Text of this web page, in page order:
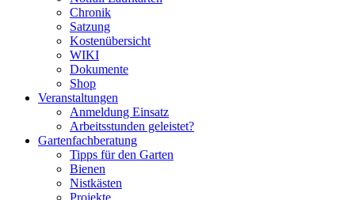
Chronik
Satzung
Kostenübersicht
WIKI
Dokumente
Shop
Veranstaltungen
Anmeldung Einsatz
Arbeitsstunden geleistet?
Gartenfachberatung
Tipps für den Garten
Bienen
Nistkästen
Projekte